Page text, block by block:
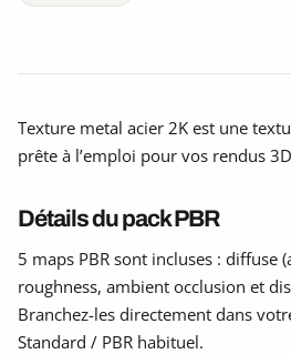
Texture metal acier 2K est une
prête à l’emploi pour vos rendus
Détails du pack PBR
5 maps PBR sont incluses : diffuse
roughness, ambient occlusion et
Branchez-les directement dans
Standard / PBR habituel.